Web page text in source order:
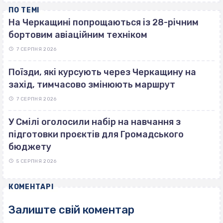
ПО ТЕМІ
На Черкащині попрощаються із 28-річним
бортовим авіаційним техніком
7 СЕРПНЯ 2026
Поїзди, які курсують через Черкащину на
захід, тимчасово змінюють маршрут
7 СЕРПНЯ 2026
У Смілі оголосили набір на навчання з
підготовки проєктів для Громадського
бюджету
5 СЕРПНЯ 2026
КОМЕНТАРІ
Залиште свій коментар